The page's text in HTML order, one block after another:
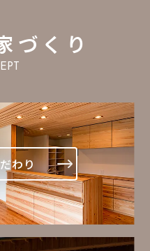
づくり
わり